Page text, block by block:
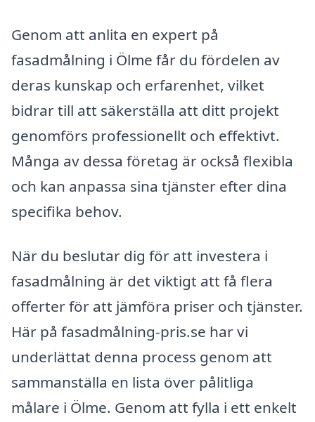
Genom att anlita en expert på
fasadmålning i Ölme får du fördelen av
deras kunskap och erfarenhet, vilket
bidrar till att säkerställa att ditt projekt
genomförs professionellt och effektivt.
Många av dessa företag är också flexibla
och kan anpassa sina tjänster efter dina
specifika behov.
När du beslutar dig för att investera i
fasadmålning är det viktigt att få flera
offerter för att jämföra priser och tjänster.
Här på fasadmålning-pris.se har vi
underlättat denna process genom att
sammanställa en lista över pålitliga
målare i Ölme. Genom att fylla i ett enkelt